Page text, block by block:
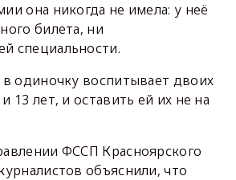
она никогда не имела: у неё
билета, ни
специальности.
одиночку воспитывает двоих
13 лет, и оставить ей их не на
ФССП Красноярского
объяснили, что